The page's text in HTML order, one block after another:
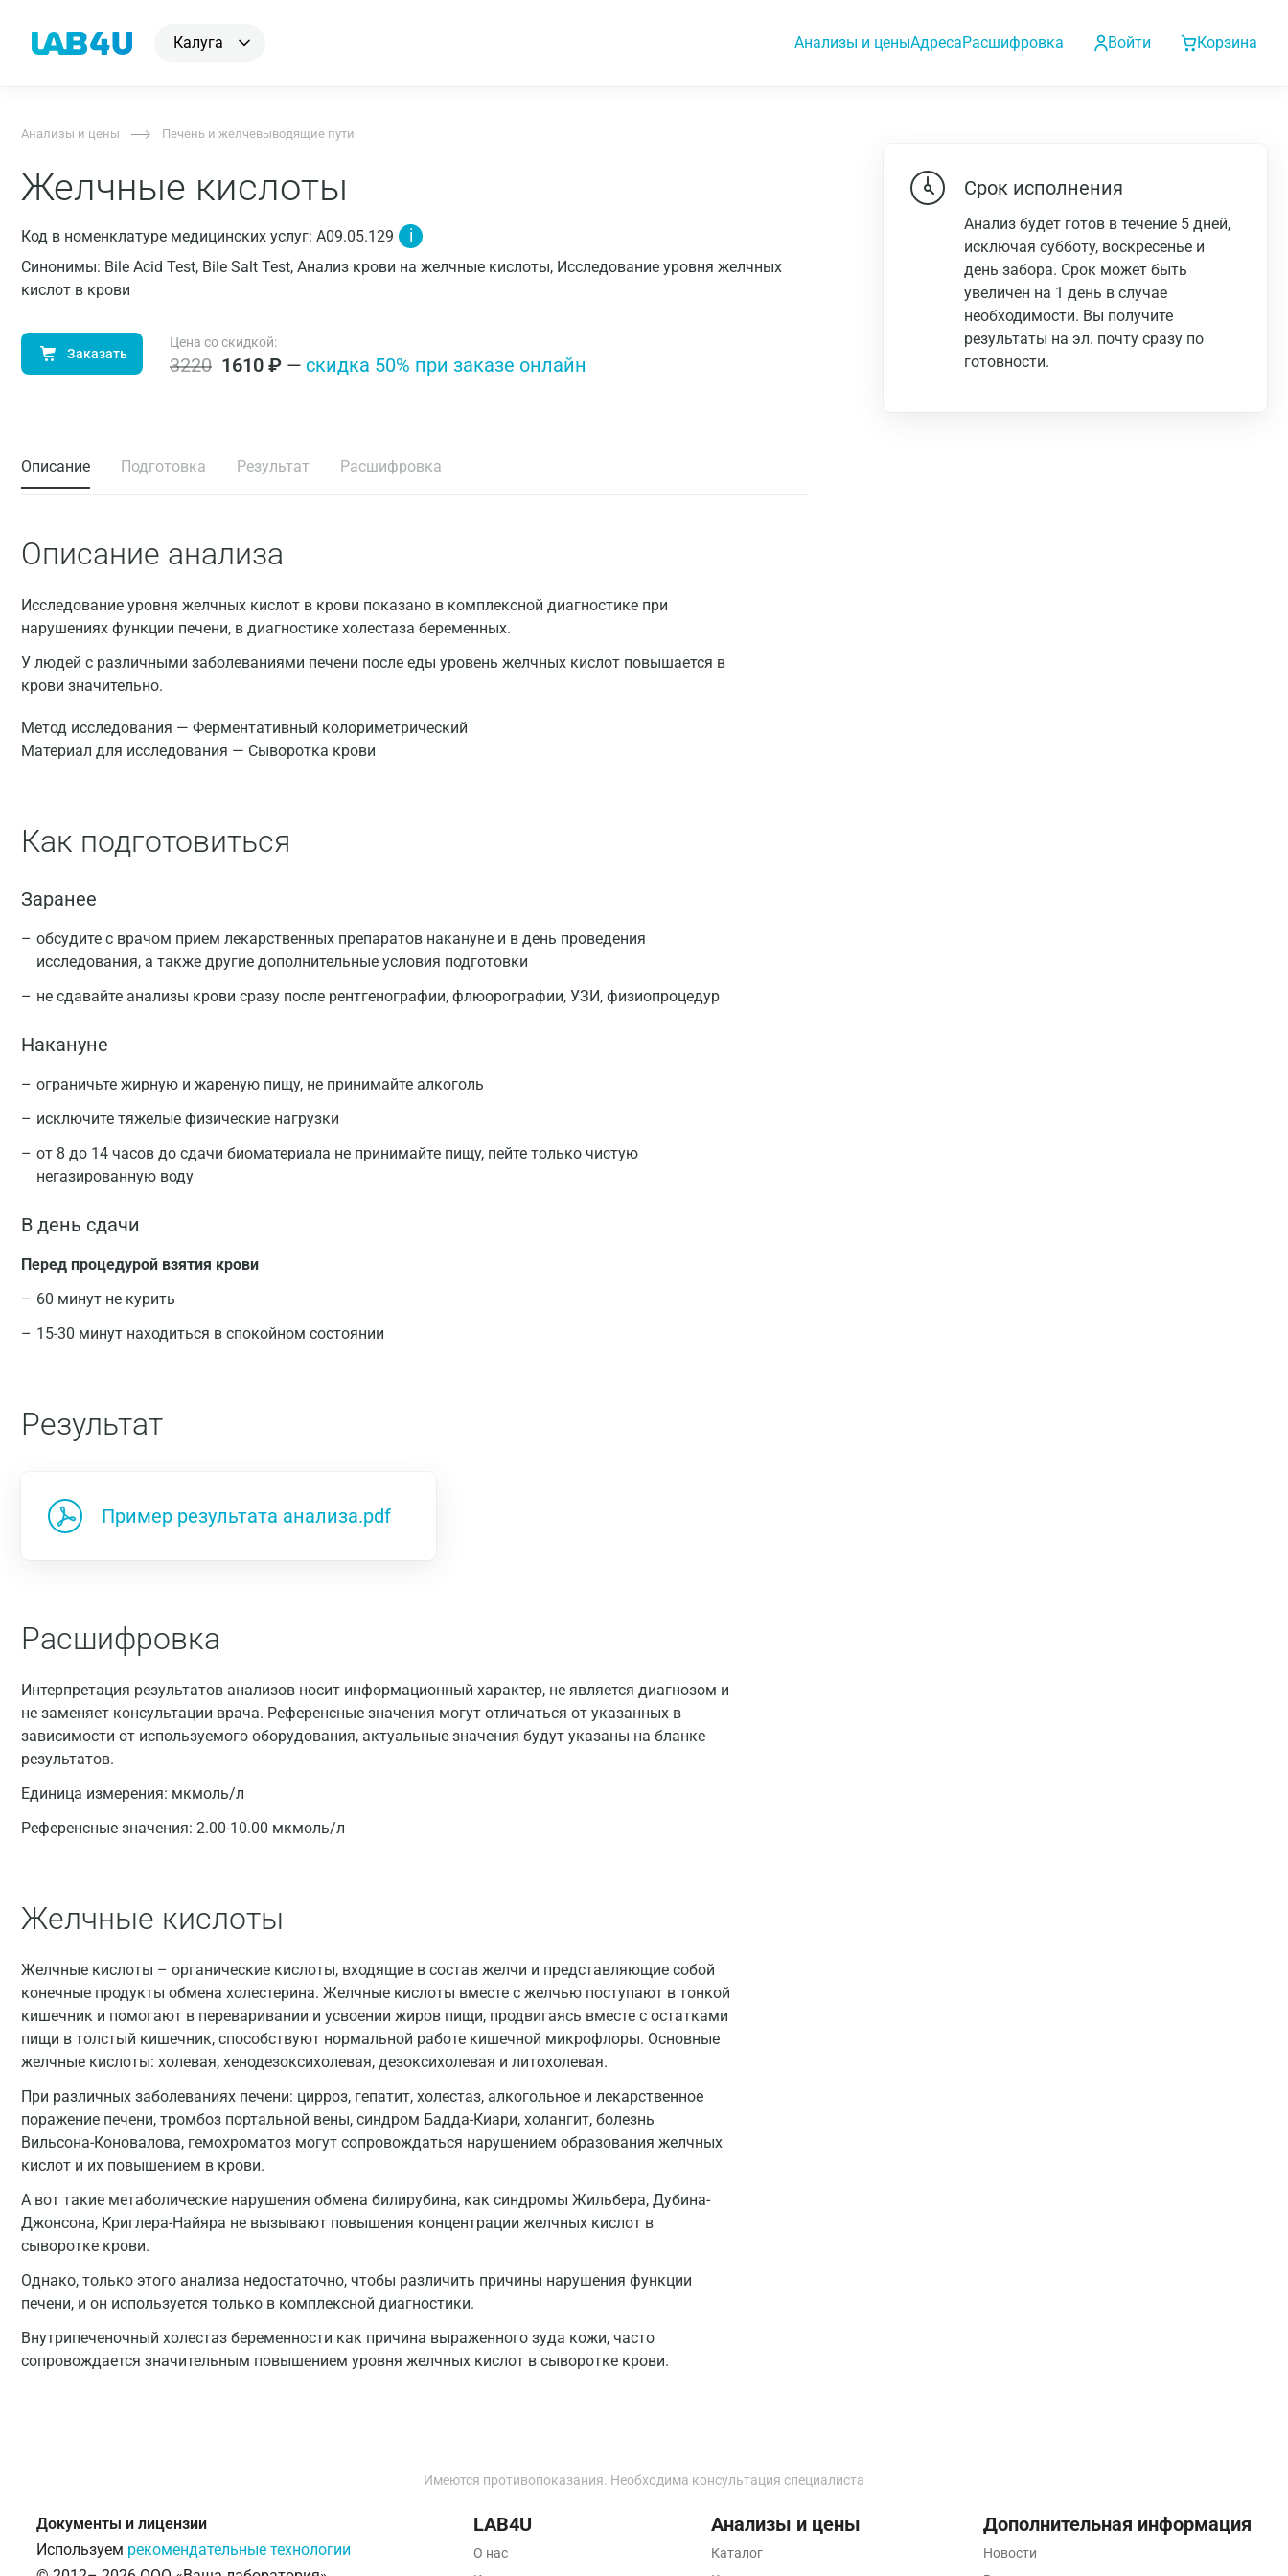
Калуга Анализы и ценыАдресаРасшифровка Войти Корзина
Анализы и цены Печень и желчевыводящие пути
Желчные кислоты
Код в номенклатуре медицинских услуг: A09.05.129 i
Синонимы: Bile Acid Test, Bile Salt Test, Анализ крови на желчные кислоты, Исследование уровня желчных
кислот в крови
Заказать
Цена со скидкой:
3220 1610 ₽ — cкидка 50% при заказе онлайн
Описание Подготовка Результат Расшифровка
Описание анализа
Исследование уровня желчных кислот в крови показано в комплексной диагностике при
нарушениях функции печени, в диагностике холестаза беременных.
У людей с различными заболеваниями печени после еды уровень желчных кислот повышается в
крови значительно.
Метод исследования — Ферментативный колориметрический
Материал для исследования — Сыворотка крови
Как подготовиться
Заранее
обсудите с врачом прием лекарственных препаратов накануне и в день проведения
исследования, а также другие дополнительные условия подготовки
не сдавайте анализы крови сразу после рентгенографии, флюорографии, УЗИ, физиопроцедур
Накануне
ограничьте жирную и жареную пищу, не принимайте алкоголь
исключите тяжелые физические нагрузки
от 8 до 14 часов до сдачи биоматериала не принимайте пищу, пейте только чистую
негазированную воду
В день сдачи
Перед процедурой взятия крови
60 минут не курить
15-30 минут находиться в спокойном состоянии
Результат
Пример результата анализа.pdf
Расшифровка
Интерпретация результатов анализов носит информационный характер, не является диагнозом и
не заменяет консультации врача. Референсные значения могут отличаться от указанных в
зависимости от используемого оборудования, актуальные значения будут указаны на бланке
результатов.
Единица измерения: мкмоль/л
Референсные значения: 2.00-10.00 мкмоль/л
Желчные кислоты
Желчные кислоты – органические кислоты, входящие в состав желчи и представляющие собой
конечные продукты обмена холестерина. Желчные кислоты вместе с желчью поступают в тонкой
кишечник и помогают в переваривании и усвоении жиров пищи, продвигаясь вместе с остатками
пищи в толстый кишечник, способствуют нормальной работе кишечной микрофлоры. Основные
желчные кислоты: холевая, хенодезоксихолевая, дезоксихолевая и литохолевая.
При различных заболеваниях печени: цирроз, гепатит, холестаз, алкогольное и лекарственное
поражение печени, тромбоз портальной вены, синдром Бадда-Киари, холангит, болезнь
Вильсона-Коновалова, гемохроматоз могут сопровождаться нарушением образования желчных
кислот и их повышением в крови.
А вот такие метаболические нарушения обмена билирубина, как синдромы Жильбера, Дубина-
Джонсона, Криглера-Найяра не вызывают повышения концентрации желчных кислот в
сыворотке крови.
Однако, только этого анализа недостаточно, чтобы различить причины нарушения функции
печени, и он используется только в комплексной диагностики.
Внутрипеченочный холестаз беременности как причина выраженного зуда кожи, часто
сопровождается значительным повышением уровня желчных кислот в сыворотке крови.
Срок исполнения
Анализ будет готов в течение 5 дней,
исключая субботу, воскресенье и
день забора. Срок может быть
увеличен на 1 день в случае
необходимости. Вы получите
результаты на эл. почту сразу по
готовности.
Брянск
Великий Новгород
Всеволожск
Геленджик
Голубое
Дзержинск
Дмитров
Домодедово
Жуковский
Иваново
Ивантеевка
Ижевск
Имеются противопоказания. Необходима консультация специалиста
Документы и лицензии
Используем рекомендательные технологии
LAB4U
О нас
Анализы и цены
Каталог
Дополнительная информация
Новости